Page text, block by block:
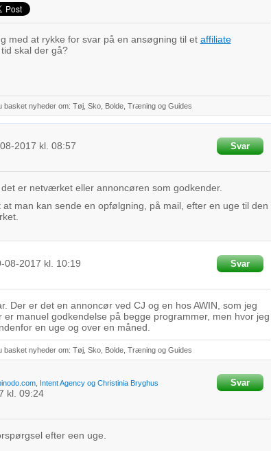
med at rykke for svar på en ansøgning til et affiliate
skal der gå?
basket nyheder om: Tøj, Sko, Bolde, Træning og Guides
2017 kl. 08:57 Svar
er netværket eller annoncøren som godkender.
man kan sende en opfølgning, på mail, efter en uge til den
08-2017 kl. 10:19 Svar
Der er det en annoncør ved CJ og en hos AWIN, som jeg
er manuel godkendelse på begge programmer, men hvor jeg
en uge og over en måned.
basket nyheder om: Tøj, Sko, Bolde, Træning og Guides
Intent Agency og Christinia Bryghus
kl. 09:24
Svar
efter een uge.